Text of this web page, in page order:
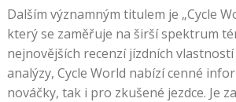
Dalším významným titulem je „Cycle
který se zaměřuje na širší spektrum
nejnovějších recenzí jízdních
analýzy, Cycle World nabízí cenné
nováčky, tak i pro zkušené jezdce. Je